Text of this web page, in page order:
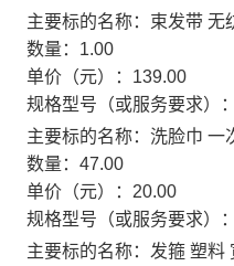
主要标的名称： 束发带 无
数量： 1.00
单价（元）： 139.00
规格型号（或服务要求）：
主要标的名称： 洗脸巾 一
数量： 47.00
单价（元）： 20.00
规格型号（或服务要求）：
主要标的名称： 发箍 塑料